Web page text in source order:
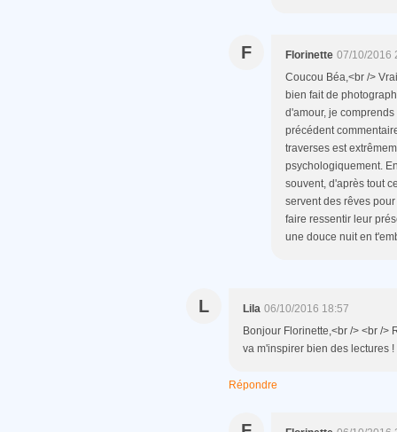
F Florinette 07/10/2016
Coucou Béa,<br />
bien fait de
d'amour, je
précédent
traverses est
psychologiquement.
souvent, d'après tout
servent des rêves
faire ressentir leur
une douce nuit en
L Lila 06/10/2016 18:57
Bonjour Florinette,<br /> <br />
va m'inspirer bien des lectures !
Répondre